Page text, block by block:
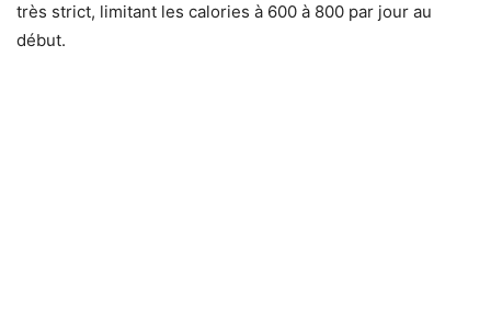
très strict, limitant les calories à 600 à 800 par jour au
début.